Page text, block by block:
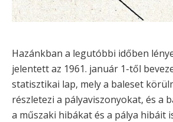
Hazánkban a legutóbbi időben
jelentett az 1961. január 1-től
statisztikai lap, mely a baleset
részletezi a pályaviszonyokat, és a
a műszaki hibákat és a pálya hibáit